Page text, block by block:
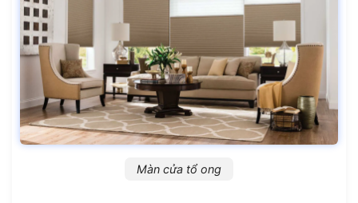
Màn cửa tổ ong